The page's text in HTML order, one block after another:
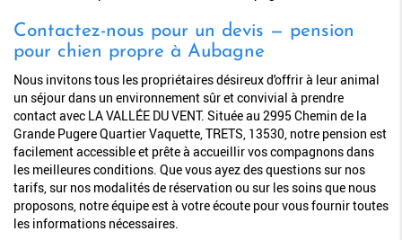
Contactez-nous pour un devis — pension
pour chien propre à Aubagne
Nous invitons tous les propriétaires désireux d'offrir à leur animal
un séjour dans un environnement sûr et convivial à prendre
contact avec LA VALLÉE DU VENT. Située au 2995 Chemin de la
Grande Pugere Quartier Vaquette, TRETS, 13530, notre pension est
facilement accessible et prête à accueillir vos compagnons dans
les meilleures conditions. Que vous ayez des questions sur nos
tarifs, sur nos modalités de réservation ou sur les soins que nous
proposons, notre équipe est à votre écoute pour vous fournir toutes
les informations nécessaires.